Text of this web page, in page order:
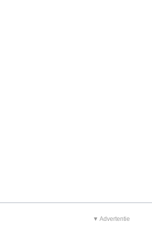
▼ Advertentie